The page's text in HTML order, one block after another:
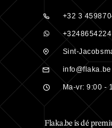
+32 3
Sint-
info@flaka.be
Ma-vr: 9:00 -
Flaka.be is dé